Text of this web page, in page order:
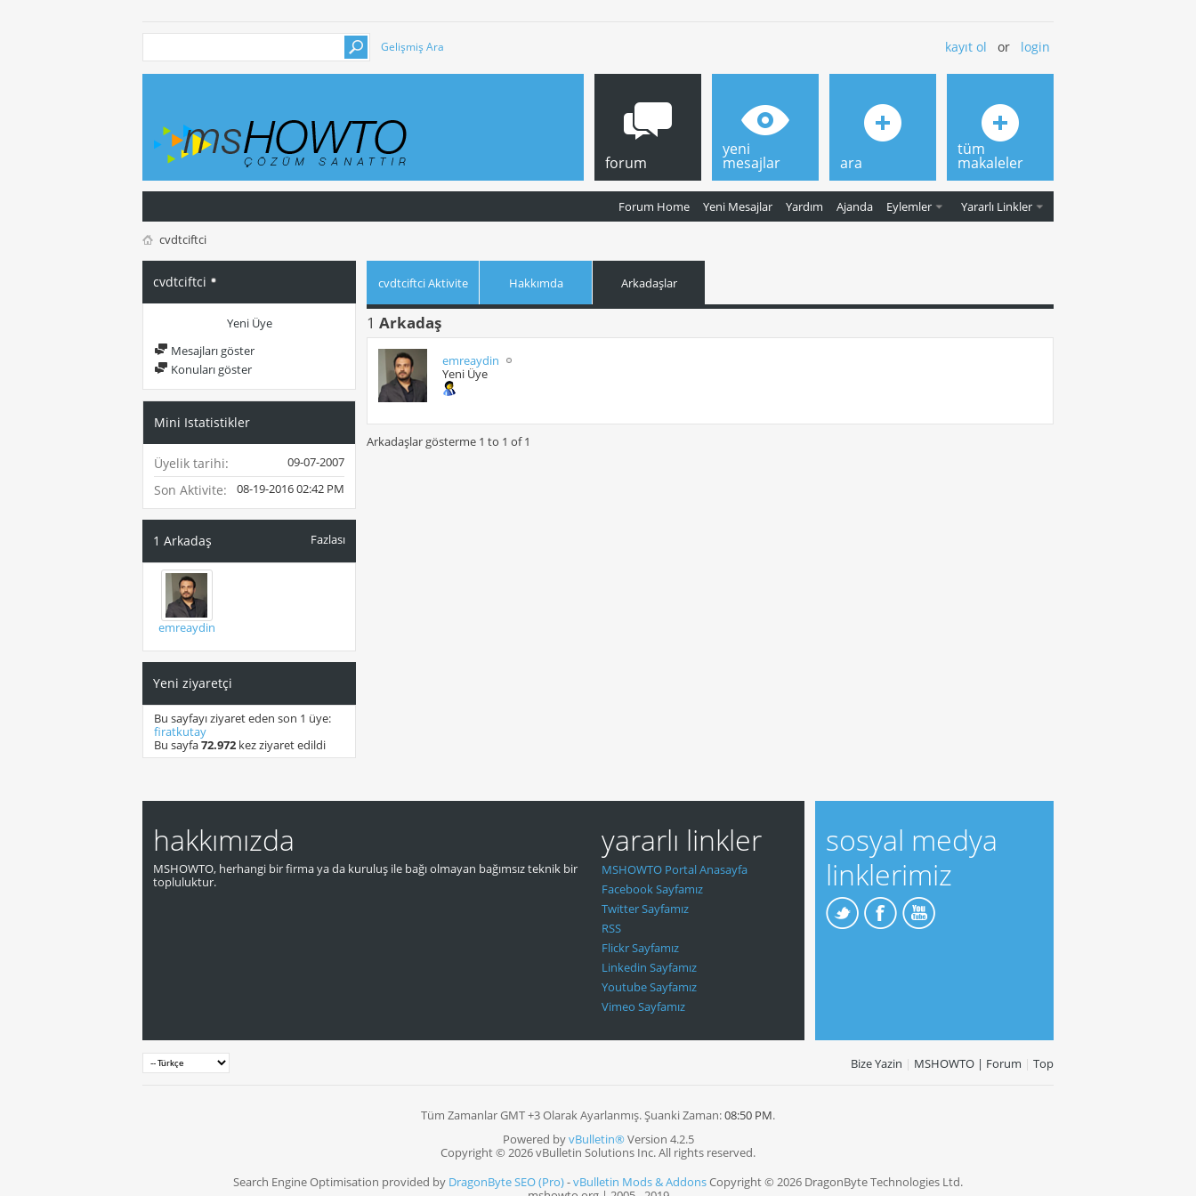
Gelişmiş Ara kayıt ol or login
forum
Forum Home Yeni Mesajlar Yardım Ajanda Eylemler Yararlı Linkler
yeni
mesajlar ara
tüm
makaleler
cvdtciftci
cvdtciftci
Yeni Üye
Mesajları göster
Konuları göster
Mini Istatistikler
Üyelik tarihi 09-07-2007
Son Aktivite 08-19-201602:42 PM
Fazlası
1 Arkadaş
emreaydin
Yeni ziyaretçi
Bu sayfayı ziyaret eden son 1 üye:
firatkutay
Bu sayfa72.972 kez ziyaret edildi
cvdtciftci Aktivite Hakkımda Arkadaşlar
1 Arkadaş
emreaydin
Yeni Üye
Arkadaşlar gösterme 1 to 1 of 1
hakkımızda
MSHOWTO, herhangi bir firma ya da kuruluş ile bağı olmayan bağımsız teknik bir
topluluktur.
yararlı linkler
MSHOWTO Portal Anasayfa
Facebook Sayfamız
Twitter Sayfamız
RSS
Flickr Sayfamız
Linkedin Sayfamız
Youtube Sayfamız
Vimeo Sayfamız
sosyal medya
linklerimiz
Bize Yazin | MSHOWTO | Forum | Top
Tüm Zamanlar GMT +3 Olarak Ayarlanmış. Şuanki Zaman:08:50 PM.
Powered byvBulletin®Version 4.2.5
Copyright © 2026 vBulletin Solutions Inc. All rights reserved.
Search Engine Optimisation provided by DragonByte SEO (Pro)-vBulletin Mods & AddonsCopyright © 2026 DragonByte Technologies Ltd.